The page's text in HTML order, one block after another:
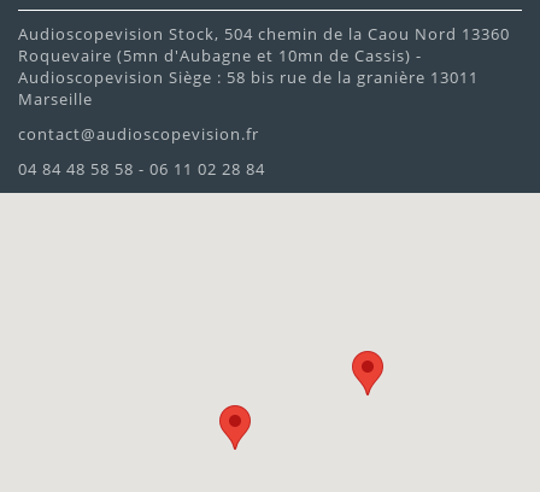
Audioscopevision Stock, 504 chemin de la Caou Nord 13360
Roquevaire (5mn d'Aubagne et 10mn de Cassis) -
Audioscopevision Siège : 58 bis rue de la granière 13011
Marseille
contact@audioscopevision.fr
04 84 48 58 58 - 06 11 02 28 84